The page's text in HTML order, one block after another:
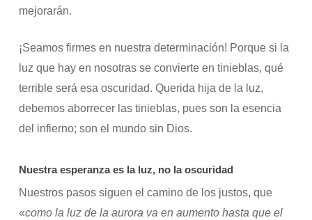
mejorarán.
¡Seamos firmes en nuestra determinación! Porque si la
luz que hay en nosotras se convierte en tinieblas, qué
terrible será esa oscuridad. Querida hija de la luz,
debemos aborrecer las tinieblas, pues son la esencia
del infierno; son el mundo sin Dios.
Nuestra esperanza es la luz, no la oscuridad
Nuestros pasos siguen el camino de los justos, que
«como la luz de la aurora va en aumento hasta que el